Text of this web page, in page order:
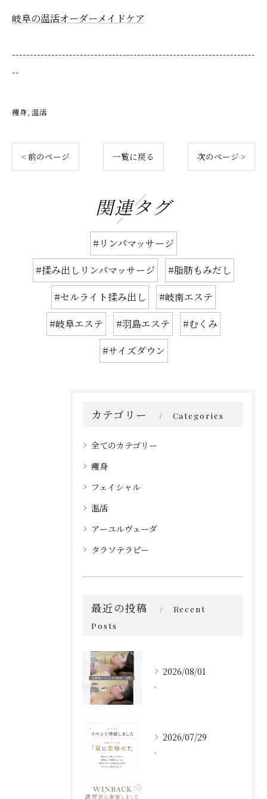
岐阜の温活オーダーメイドケア
--------------------------------------------------------------------
--
痩身 温活
< 前のページ 一覧に戻る 次のページ >
関連タグ
#リンパマッサージ
#揉み出しリンパマッサージ
#脂肪もみだし
#セルライト揉み出し
#岐南エステ
#岐阜エステ
#羽島エステ
#むくみ
#サイズダウン
カテゴリー Categories
全てのカテゴリー
痩身
フェイシャル
温活
アーユルヴェーダ
タラソテラピー
最近の投稿
Recent
Posts
2026/08/01
.
2026/07/29
.